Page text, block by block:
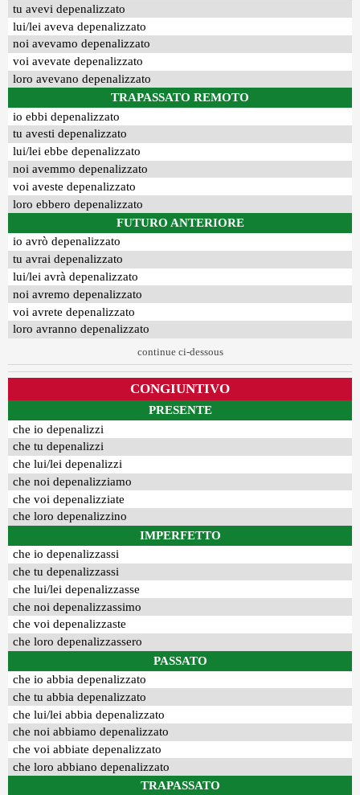
tu avevi depenalizzato
lui/lei aveva depenalizzato
noi avevamo depenalizzato
voi avevate depenalizzato
loro avevano depenalizzato
TRAPASSATO REMOTO
io ebbi depenalizzato
tu avesti depenalizzato
lui/lei ebbe depenalizzato
noi avemmo depenalizzato
voi aveste depenalizzato
loro ebbero depenalizzato
FUTURO ANTERIORE
io avrò depenalizzato
tu avrai depenalizzato
lui/lei avrà depenalizzato
noi avremo depenalizzato
voi avrete depenalizzato
loro avranno depenalizzato
continue ci-dessous
CONGIUNTIVO
PRESENTE
che io depenalizzi
che tu depenalizzi
che lui/lei depenalizzi
che noi depenalizziamo
che voi depenalizziate
che loro depenalizzino
IMPERFETTO
che io depenalizzassi
che tu depenalizzassi
che lui/lei depenalizzasse
che noi depenalizzassimo
che voi depenalizzaste
che loro depenalizzassero
PASSATO
che io abbia depenalizzato
che tu abbia depenalizzato
che lui/lei abbia depenalizzato
che noi abbiamo depenalizzato
che voi abbiate depenalizzato
che loro abbiano depenalizzato
TRAPASSATO